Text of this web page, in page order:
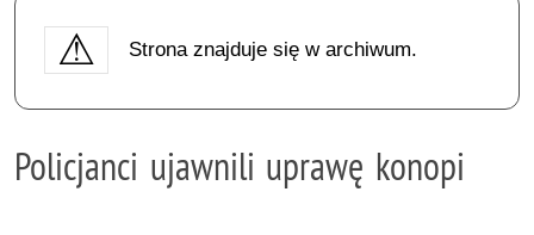
Strona znajduje się w archiwum.
Policjanci ujawnili uprawę konopi